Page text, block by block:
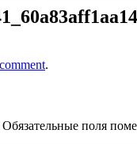
.
Обязательные поля